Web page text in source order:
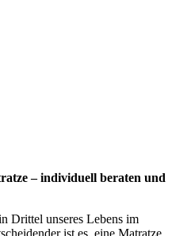
– individuell beraten und
Drittel unseres Lebens im
ist es, eine Matratze